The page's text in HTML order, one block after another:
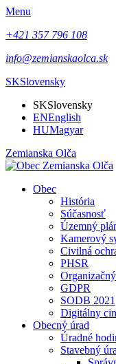
Menu
+421 357 796 108
info@zemianskaolca.sk
SKSlovensky
SKSlovensky
ENEnglish
HUMagyar
Zemianska Olča
Obec
História
Súčasnosť
Územný
Kamerový
Civilná
PHSR
GDPR
SODB 2021
Digitálny
Obecný úrad
Úradné
Stavebný